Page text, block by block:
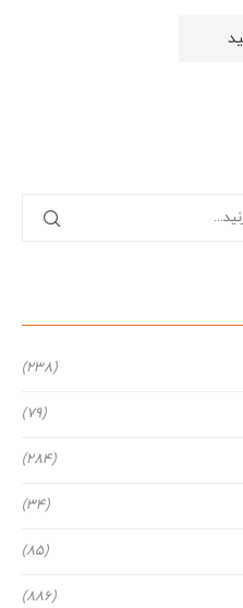
(238)
(79)
(284)
(34)
(85)
(886)